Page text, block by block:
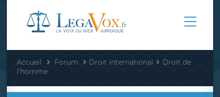
Accueil Forum Droit international
Droit de
l'homme